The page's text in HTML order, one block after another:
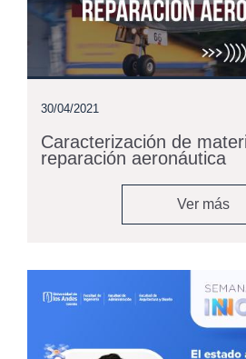
30/04/2021
Caracterización de
reparación aeronáutica
Ver más